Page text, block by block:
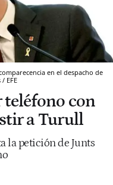
en el despacho de
EFE
teléfono con
a Turull
la petición de Junts